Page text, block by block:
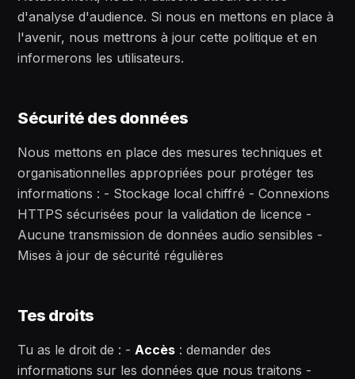
d'analyse d'audience. Si nous en mettons en place à
l'avenir, nous mettrons à jour cette politique et en
informerons les utilisateurs.
Sécurité des données
Nous mettons en place des mesures techniques et
organisationnelles appropriées pour protéger tes
informations : - Stockage local chiffré - Connexions
HTTPS sécurisées pour la validation de licence -
Aucune transmission de données audio sensibles -
Mises à jour de sécurité régulières
Tes droits
Tu as le droit de : - Accès : demander des
informations sur les données que nous traitons -